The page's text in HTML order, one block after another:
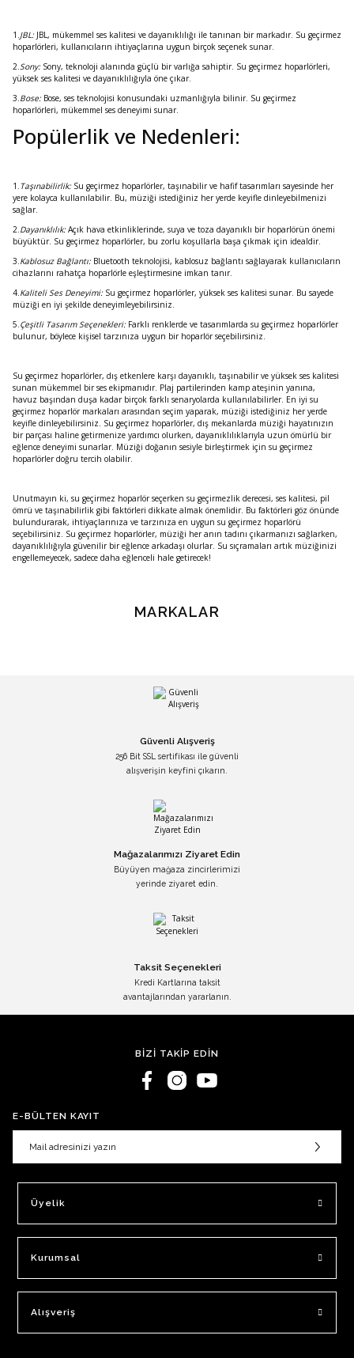
1.JBL: JBL, mükemmel ses kalitesi ve dayanıklılığı ile tanınan bir markadır. Su geçirmez
hoparlörleri, kullanıcıların ihtiyaçlarına uygun birçok seçenek sunar.
2.Sony: Sony, teknoloji alanında güçlü bir varlığa sahiptir. Su geçirmez hoparlörleri,
yüksek ses kalitesi ve dayanıklılığıyla öne çıkar.
3.Bose: Bose, ses teknolojisi konusundaki uzmanlığıyla bilinir. Su geçirmez
hoparlörleri, mükemmel ses deneyimi sunar.
Popülerlik ve Nedenleri:
1.Taşınabilirlik: Su geçirmez hoparlörler, taşınabilir ve hafif tasarımları sayesinde her
yere kolayca kullanılabilir. Bu, müziği istediğiniz her yerde keyifle dinleyebilmenizi
sağlar.
2.Dayanıklılık: Açık hava etkinliklerinde, suya ve toza dayanıklı bir hoparlörün önemi
büyüktür. Su geçirmez hoparlörler, bu zorlu koşullarla başa çıkmak için idealdir.
3.Kablosuz Bağlantı: Bluetooth teknolojisi, kablosuz bağlantı sağlayarak kullanıcıların
cihazlarını rahatça hoparlörle eşleştirmesine imkan tanır.
4.Kaliteli Ses Deneyimi: Su geçirmez hoparlörler, yüksek ses kalitesi sunar. Bu sayede
müziği en iyi şekilde deneyimleyebilirsiniz.
5.Çeşitli Tasarım Seçenekleri: Farklı renklerde ve tasarımlarda su geçirmez hoparlörler
bulunur, böylece kişisel tarzınıza uygun bir hoparlör seçebilirsiniz.
Su geçirmez hoparlörler, dış etkenlere karşı dayanıklı, taşınabilir ve yüksek ses kalitesi
sunan mükemmel bir ses ekipmanıdır. Plaj partilerinden kamp ateşinin yanına,
havuz başından duşa kadar birçok farklı senaryolarda kullanılabilirler. En iyi su
geçirmez hoparlör markaları arasından seçim yaparak, müziği istediğiniz her yerde
keyifle dinleyebilirsiniz. Su geçirmez hoparlörler, dış mekanlarda müziği hayatınızın
bir parçası haline getirmenize yardımcı olurken, dayanıklılıklarıyla uzun ömürlü bir
eğlence deneyimi sunarlar. Müziği doğanın sesiyle birleştirmek için su geçirmez
hoparlörler doğru tercih olabilir.
Unutmayın ki, su geçirmez hoparlör seçerken su geçirmezlik derecesi, ses kalitesi, pil
ömrü ve taşınabilirlik gibi faktörleri dikkate almak önemlidir. Bu faktörleri göz önünde
bulundurarak, ihtiyaçlarınıza ve tarzınıza en uygun su geçirmez hoparlörü
seçebilirsiniz. Su geçirmez hoparlörler, müziği her anın tadını çıkarmanızı sağlarken,
dayanıklılığıyla güvenilir bir eğlence arkadaşı olurlar. Su sıçramaları artık müziğinizi
engellemeyecek, sadece daha eğlenceli hale getirecek!
MARKALAR
Güvenli Alışveriş
256 Bit SSL sertifikası ile güvenli
alışverişin keyfini çıkarın.
Mağazalarımızı Ziyaret Edin
Büyüyen mağaza zincirlerimizi
yerinde ziyaret edin.
Taksit Seçenekleri
Kredi Kartlarına taksit
avantajlarından yararlanın.
BİZİ TAKİP EDİN
E-BÜLTEN KAYIT
Üyelik
Kurumsal
Alışveriş